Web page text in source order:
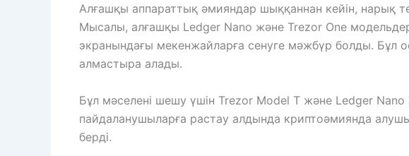
Алғашқы аппараттық әмияндар шыққаннан кейін, нарық
Мысалы, алғашқы Ledger Nano және Trezor One
экранындағы мекенжайларға сенуге мәжбүр болды. Бұл
алмастыра алады.
Бұл мәселені шешу үшін Trezor Model T және Ledger
пайдаланушыларға растау алдында криптоәмиянда
берді.